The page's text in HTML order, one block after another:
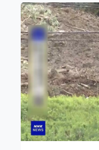
茲海峽懸掛巴拿
霍士新聞引述美
結束。 伊朗傳媒
什姆島發生爆炸